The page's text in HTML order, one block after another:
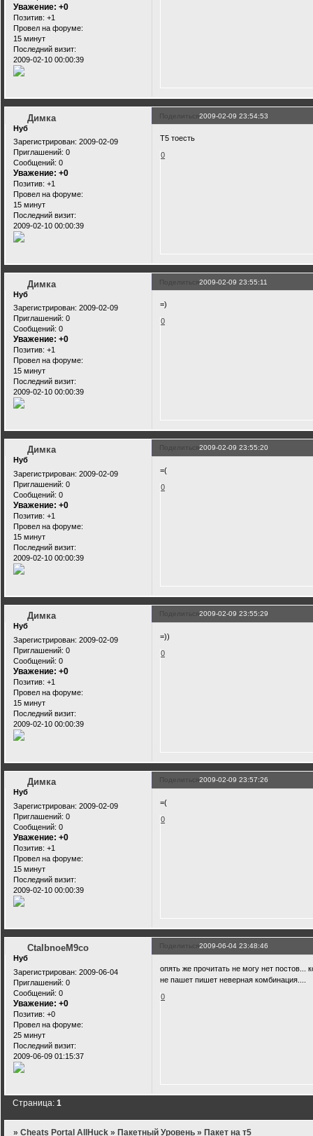
Уважение: +0
Позитив: +1
Провел на форуме:
15 минут
Последний визит:
2009-02-10 00:00:39
Поделиться2009-02-09 23:54:53
Димка
Нуб
Зарегистрирован: 2009-02-09
Приглашений: 0
Сообщений: 0
Уважение: +0
Позитив: +1
Провел на форуме:
15 минут
Последний визит:
2009-02-10 00:00:39
Т5 тоесть
0
Поделиться2009-02-09 23:55:11
Димка
Нуб
Зарегистрирован: 2009-02-09
Приглашений: 0
Сообщений: 0
Уважение: +0
Позитив: +1
Провел на форуме:
15 минут
Последний визит:
2009-02-10 00:00:39
=)
0
Поделиться2009-02-09 23:55:20
Димка
Нуб
Зарегистрирован: 2009-02-09
Приглашений: 0
Сообщений: 0
Уважение: +0
Позитив: +1
Провел на форуме:
15 минут
Последний визит:
2009-02-10 00:00:39
=(
0
Поделиться2009-02-09 23:55:29
Димка
Нуб
Зарегистрирован: 2009-02-09
Приглашений: 0
Сообщений: 0
Уважение: +0
Позитив: +1
Провел на форуме:
15 минут
Последний визит:
2009-02-10 00:00:39
=))
0
Поделиться2009-02-09 23:57:26
Димка
Нуб
Зарегистрирован: 2009-02-09
Приглашений: 0
Сообщений: 0
Уважение: +0
Позитив: +1
Провел на форуме:
15 минут
Последний визит:
2009-02-10 00:00:39
=(
0
Поделиться2009-06-04 23:48:46
CtalbnoeM9co
Нуб
Зарегистрирован: 2009-06-04
Приглашений: 0
Сообщений: 0
Уважение: +0
Позитив: +0
Провел на форуме:
25 минут
Последний визит:
2009-06-09 01:15:37
опять же прочитать не могу нет
не пашет пишет неверная комбинация....
0
Страница:1
»Cheats Portal AllHuck » Пакетный Уровень » Пакет на т5